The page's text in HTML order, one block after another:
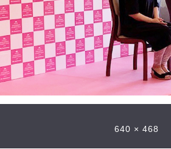
640 × 468